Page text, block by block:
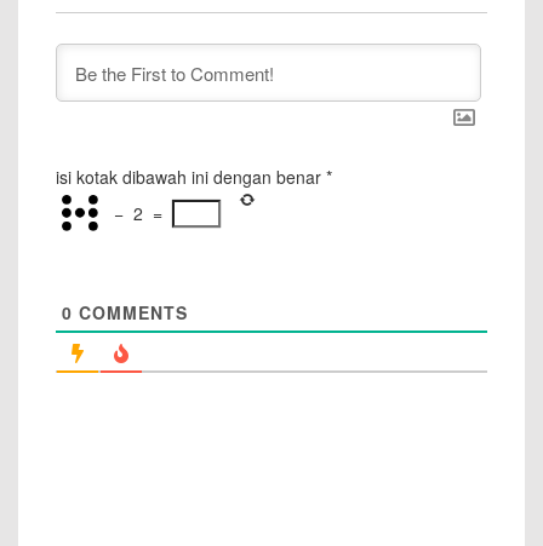
isi kotak dibawah ini dengan benar *
− 2 =
0 COMMENTS